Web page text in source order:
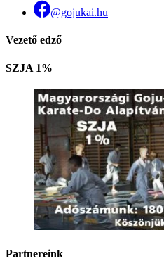
@gojukai.hu
Vezető edző
SZJA 1%
Partnereink